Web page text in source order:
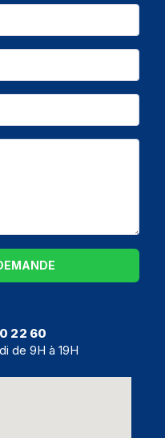
22 60
de 9H à 19H